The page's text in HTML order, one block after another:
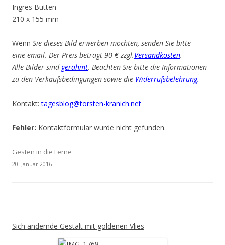
Ingres Bütten
210 x 155 mm
Wenn Sie dieses Bild erwerben möchten, senden Sie bitte
eine email. Der Preis beträgt 90 € zzgl.Versandkosten.
Alle Bilder sind gerahmt. Beachten Sie bitte die Informationen
zu den Verkaufsbedingungen sowie die Widerrufsbelehrung.
Kontakt: tagesblog@torsten-kranich.net
Fehler: Kontaktformular wurde nicht gefunden.
Gesten in die Ferne
20. Januar 2016
Sich ändernde Gestalt mit goldenen Vlies